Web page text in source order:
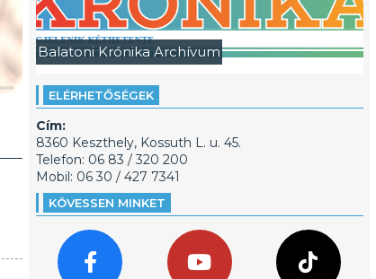
Balatoni Krónika Archívum
ELÉRHETŐSÉGEK
Cím:
8360 Keszthely, Kossuth L. u. 45.
Telefon: 06 83 / 320 200
Mobil: 06 30 / 427 7341
KÖVESSEN MINKET